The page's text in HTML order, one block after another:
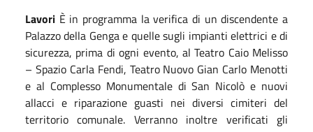
Lavori È in programma la verifica di un discendente a
Palazzo della Genga e quelle sugli impianti elettrici e di
sicurezza, prima di ogni evento, al Teatro Caio Melisso
– Spazio Carla Fendi, Teatro Nuovo Gian Carlo Menotti
e al Complesso Monumentale di San Nicolò e nuovi
allacci e riparazione guasti nei diversi cimiteri del
territorio comunale. Verranno inoltre verificati gli